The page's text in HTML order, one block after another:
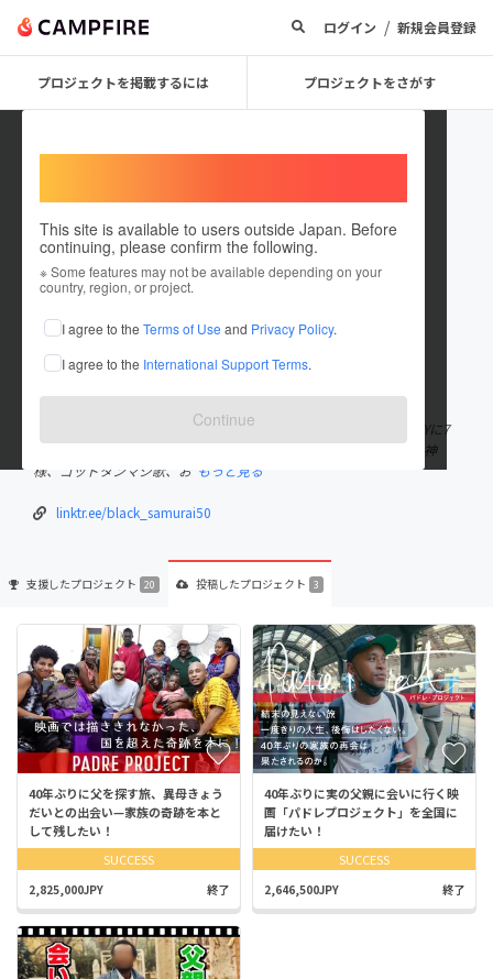
ログイン / 新規会員登録
プロジェクトを掲載するには プロジェクトをさがす
This site is available to users outside Japan. Before
continuing, please confirm the following.
※ Some features may not be available depending on your
country, region, or project.
I agree to the Terms of Use and Privacy Policy.
I agree to the International Support Terms.
Continue
武内 剛 (ぶらっくさむらい)
これまでに20回支援して3件のプロジェクトを投稿しています
在住国：日本 現在地：東京都
出身国：日本 出身地：愛知県
🇯🇵日本×🇨🇲カメルーンMixで生粋のエンターテイナー。 🇺🇸NYに7
年滞在後、芸人の道へ。 R-1グランプリ2017準決勝 TV：エンタの神
様、ゴッドタンマジ歌、お もっと見る
linktr.ee/black_samurai50
支援したプロジェクト 20 投稿したプロジェクト 3
40年ぶりに父を探す旅、異母きょう
だいとの出会い—家族の奇跡を本と
して残したい！
SUCCESS
2,825,000JPY 終了
40年ぶりに実の父親に会いに行く映
画「パドレプロジェクト」を全国に
届けたい！
SUCCESS
2,646,500JPY 終了